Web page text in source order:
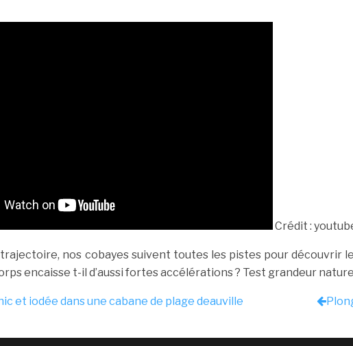
Crédit :
nos cobayes suivent toutes les pistes pour découvrir
encaisse t-il d’aussi fortes accélérations ? Test grandeur
et iodée dans une cabane de plage deauville